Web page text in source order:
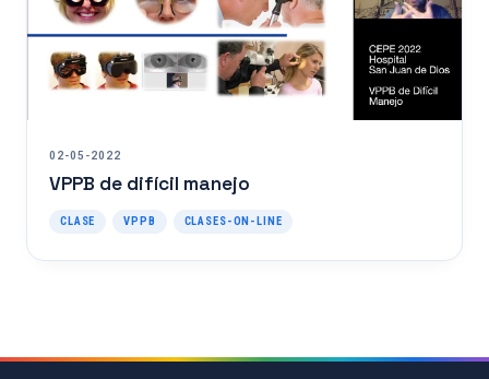
Esenciales de Vértigo
Fisiología básica
Maniobras y Terapias
Contacto
02-05-2022
VPPB de difícil manejo
CLASE VPPB CLASES-ON-LINE